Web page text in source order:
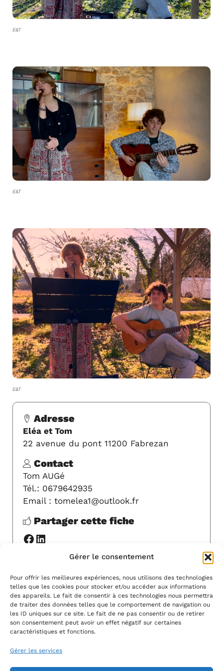
Gérer le consentement
Pour offrir les meilleures expériences, nous utilisons des technologies
telles que les cookies pour stocker et/ou accéder aux informations
des appareils. Le fait de consentir à ces technologies nous permettra
de traiter des données telles que le comportement de navigation ou
les ID uniques sur ce site. Le fait de ne pas consentir ou de retirer
son consentement peut avoir un effet négatif sur certaines
caractéristiques et fonctions.
Gérer les services
E&T
E&T
E&T
Adresse
Eléa et Tom
22 avenue du pont 11200 Fabrezan
Contact
Tom AUGé
Tél.: 0679642935
Email : tomelea1@outlook.fr
Partager cette fiche
Facebook
LinkedIn
MODIFIER